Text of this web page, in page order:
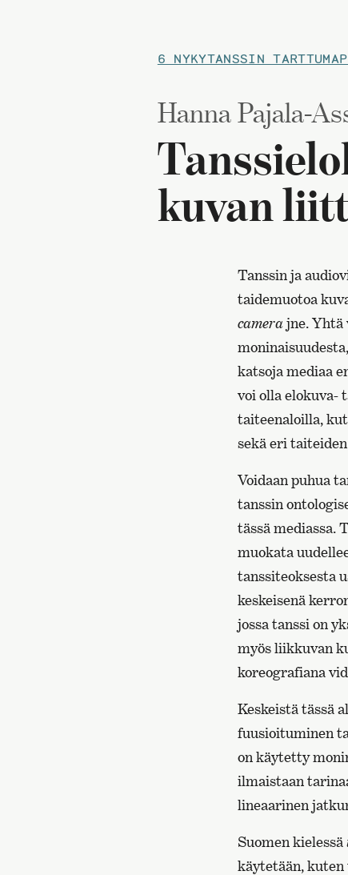
6 NYKYTANSSIN
Hanna Pajala-
kuvan
Tanssin ja
taidemuotoa
camerajne.
katsoja mediaa
voi olla elokuva-
taiteenaloilla,
sekä eri
Voidaan puhua
tanssin
tässä mediassa.
muokata
tanssiteoksesta
keskeisenä
jossa tanssi on
myös liikkuvan
koreografiana
Keskeistä tässä
fuusioituminen
on käytetty
ilmaistaan
lineaarinen
Suomen kielessä
käytetään, kuten